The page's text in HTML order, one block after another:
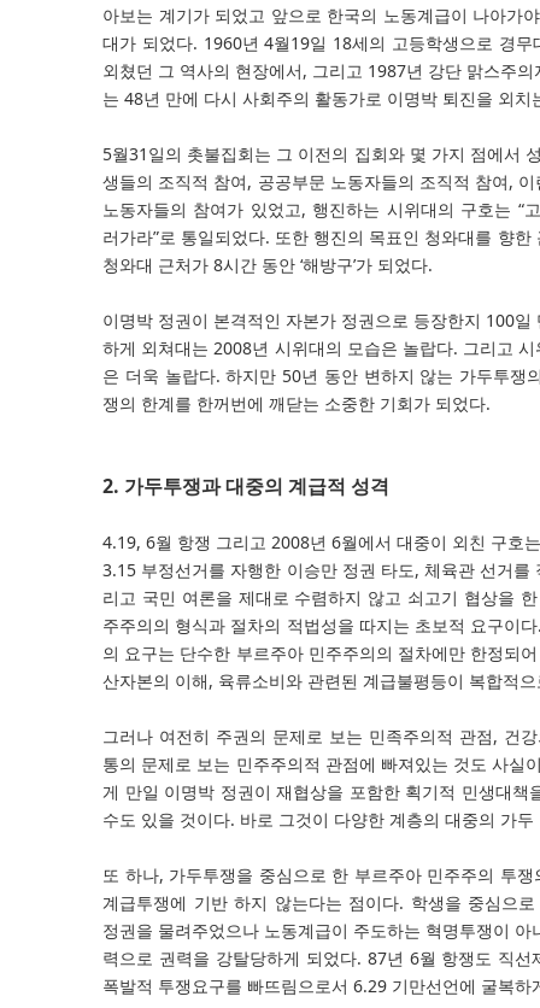
아보는 계기가 되었고 앞으로 한국의 노동계급이 나아가
대가 되었다. 1960년 4월19일 18세의 고등학생으로 경
외쳤던 그 역사의 현장에서, 그리고 1987년 강단 맑스주
는 48년 만에 다시 사회주의 활동가로 이명박 퇴진을 외
5월31일의 촛불집회는 그 이전의 집회와 몇 가지 점에서
생들의 조직적 참여, 공공부문 노동자들의 조직적 참여,
노동자들의 참여가 있었고, 행진하는 시위대의 구호는 “
러가라”로 통일되었다. 또한 행진의 목표인 청와대를 향
청와대 근처가 8시간 동안 ‘해방구’가 되었다.
이명박 정권이 본격적인 자본가 정권으로 등장한지 100일
하게 외쳐대는 2008년 시위대의 모습은 놀랍다. 그리고
은 더욱 놀랍다. 하지만 50년 동안 변하지 않는 가두투쟁
쟁의 한계를 한꺼번에 깨닫는 소중한 기회가 되었다.
2. 가두투쟁과 대중의 계급적 성격
4.19, 6월 항쟁 그리고 2008년 6월에서 대중이 외친 구호
3.15 부정선거를 자행한 이승만 정권 타도, 체육관 선거를
리고 국민 여론을 제대로 수렴하지 않고 쇠고기 협상을
주주의의 형식과 절차의 적법성을 따지는 초보적 요구이
의 요구는 단수한 부르주아 민주주의의 절차에만 한정되
산자본의 이해, 육류소비와 관련된 계급불평등이 복합적
그러나 여전히 주권의 문제로 보는 민족주의적 관점, 건
통의 문제로 보는 민주주의적 관점에 빠져있는 것도 사실
게 만일 이명박 정권이 재협상을 포함한 획기적 민생대책
수도 있을 것이다. 바로 그것이 다양한 계층의 대중의 가
또 하나, 가두투쟁을 중심으로 한 부르주아 민주주의 투
계급투쟁에 기반 하지 않는다는 점이다. 학생을 중심으
정권을 물려주었으나 노동계급이 주도하는 혁명투쟁이
력으로 권력을 강탈당하게 되었다. 87년 6월 항쟁도 직
폭발적 투쟁요구를 빠뜨림으로서 6.29 기만선언에 굴복